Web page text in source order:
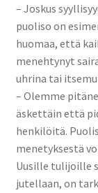
– Joskus
puoliso on
huomaa, että
menehtynyt
uhrina tai
– Olemme
äskettäin että
henkilöitä.
menetyksestä
Uusille tulijoille
jutellaan, on